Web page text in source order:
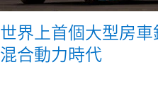
世界上首個大型房
混合動力時代